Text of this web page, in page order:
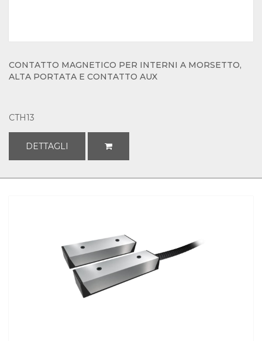
CONTATTO MAGNETICO PER INTERNI A MORSETTO,
ALTA PORTATA E CONTATTO AUX
CTH13
DETTAGLI